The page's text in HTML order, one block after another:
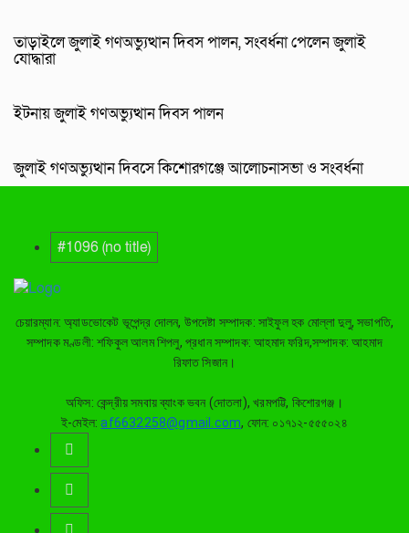
তাড়াইলে জুলাই গণঅভ্যুত্থান দিবস পালন, সংবর্ধনা পেলেন জুলাই
যোদ্ধারা
ইটনায় জুলাই গণঅভ্যুত্থান দিবস পালন
জুলাই গণঅভ্যুত্থান দিবসে কিশোরগঞ্জে আলোচনাসভা ও সংবর্ধনা
#1096 (no title)
চেয়ারম্যান: অ্যাডভোকেট ভূপেন্দ্র দোলন, উপদেষ্টা সম্পাদক: সাইফুল হক মোল্লা দুলু, সভাপতি,
সম্পাদক মণ্ডলী: শফিকুল আলম শিপলু, প্রধান সম্পাদক: আহমাদ ফরিদ,সম্পাদক: আহমাদ
রিফাত সিজান।
অফিস: কেন্দ্রীয় সমবায় ব্যাংক ভবন (দোতলা), খরমপট্টি, কিশোরগঞ্জ।
ই-মেইল:af6632258@gmail.com, ফোন: ০১৭১২-৫৫৫০২৪